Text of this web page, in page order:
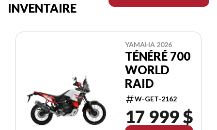
INVENTAIRE
YAMAHA 2026
TÉNÉRÉ 700
WORLD
RAID
W-GET-2162
17 999 $